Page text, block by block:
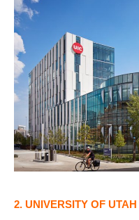
2. UNIVERSITY OF UTAH